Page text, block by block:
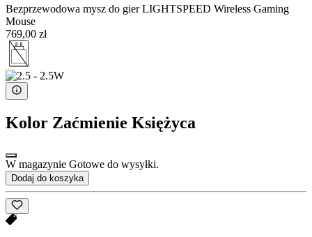
Bezprzewodowa mysz do gier LIGHTSPEED Wireless Gaming
Mouse
769,00 zł
Kolor Zaćmienie Księżyca
W magazynie Gotowe do wysyłki.
Dodaj do koszyka